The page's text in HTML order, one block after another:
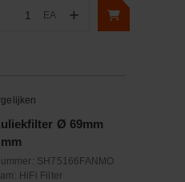
Aantal
EA +
Ø 69mm
SH75166FANMO
HiFi Filter